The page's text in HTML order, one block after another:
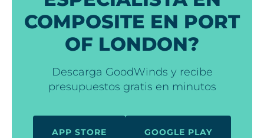
COMPOSITE EN PORT
OF LONDON?
Descarga GoodWinds y recibe
presupuestos gratis en minutos
APP STORE GOOGLE PLAY